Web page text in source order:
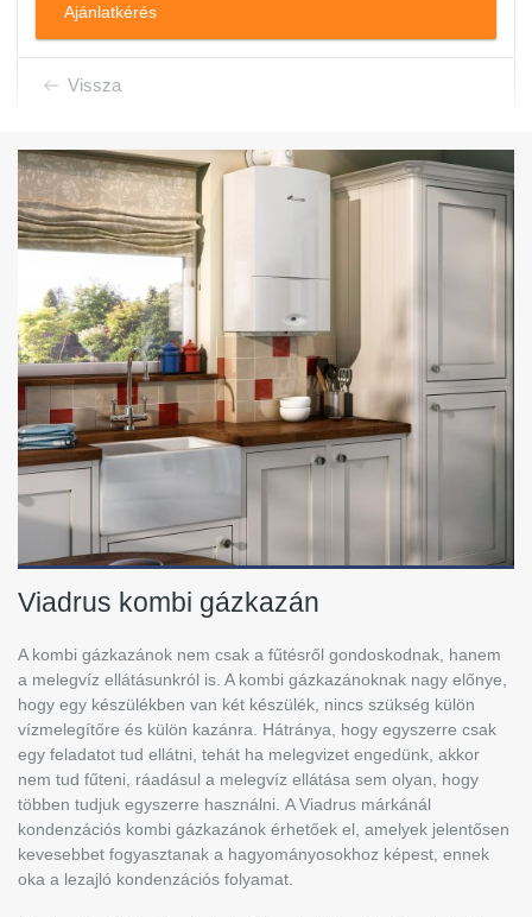
Vissza
Ajánlatkérés
Viadrus kombi gázkazán
A kombi gázkazánok nem csak a fűtésről gondoskodnak, hanem
a melegvíz ellátásunkról is. A kombi gázkazánoknak nagy előnye,
hogy egy készülékben van két készülék, nincs szükség külön
vízmelegítőre és külön kazánra. Hátránya, hogy egyszerre csak
egy feladatot tud ellátni, tehát ha melegvizet engedünk, akkor
nem tud fűteni, ráadásul a melegvíz ellátása sem olyan, hogy
többen tudjuk egyszerre használni. A Viadrus márkánál
kondenzációs kombi gázkazánok érhetőek el, amelyek jelentősen
kevesebbet fogyasztanak a hagyományosokhoz képest, ennek
oka a lezajló kondenzációs folyamat.